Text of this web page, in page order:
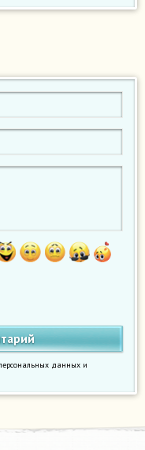
данных и